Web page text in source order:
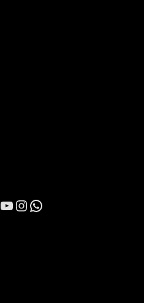
YouTube
Instagram
WhatsApp